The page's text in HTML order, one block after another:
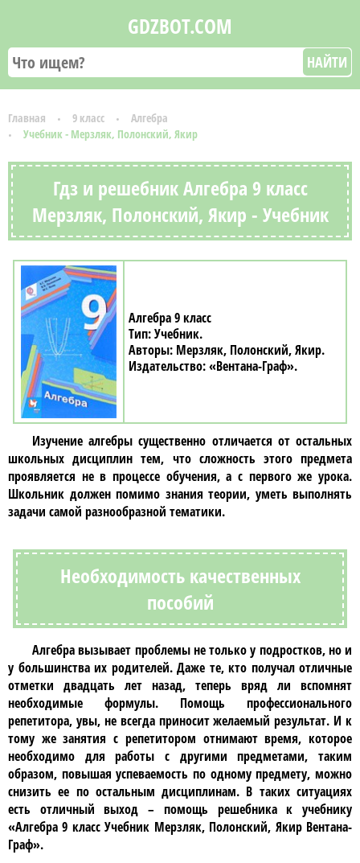
GDZBOT.COM
НАЙТИ
Главная 9 класс
Алгебра
Учебник - Мерзляк, Полонский, Якир
Гдз и решебник Алгебра 9 класс
Мерзляк, Полонский, Якир - Учебник
Алгебра 9 класс
Учебник
Мерзляк, Полонский, Якир
«Вентана-Граф»
Изучениеалгебры существенно отличается от остальных
школьных дисциплин тем, что сложность этого предмета
проявляется не в процессе обучения, а с первого же урока.
Школьник должен помимо знания теории, уметь выполнять
задачи самой разнообразной тематики.
Необходимость качественных
пособий
Алгебравызывает проблемы не только у подростков, но и
у большинства их родителей. Даже те, кто получал отличные
отметки двадцать лет назад, теперь вряд ли вспомнят
необходимые формулы. Помощь профессионального
репетитора, увы, не всегда приносит желаемый результат. И к
тому же занятия с репетитором отнимают время, которое
необходимо для работы с другими предметами, таким
образом, повышая успеваемость по одному предмету, можно
снизить ее по остальным дисциплинам. В таких ситуациях
есть отличный выход – помощь решебника к учебнику
«Алгебра 9 класс Учебник Мерзляк, Полонский, Якир Вентана-
Граф».